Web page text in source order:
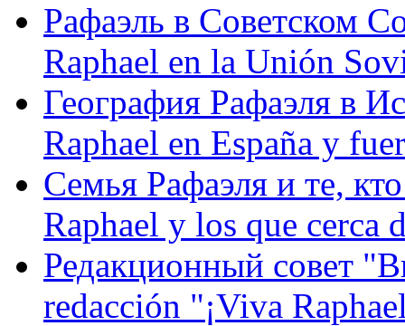
Рафаэль в Советском
Raphael en la Unión
География Рафаэля в
Raphael en España y
Семья Рафаэля и те,
Raphael y los que cerca
Редакционный совет
redacción "¡Viva